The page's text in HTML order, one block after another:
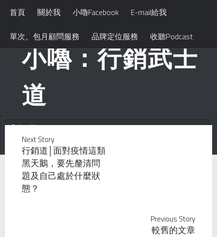
首頁 關於我 小嚕Facebook E-mail給我
單次、包月顧問服務 品牌定位服務 收聽Podcast
小嚕：行銷武士
道
Next Story
行銷道│面對疫情這類
黑天鵝，要先釐清問
題及自己處於什麼狀
態？
Previous Story
較舊的文章